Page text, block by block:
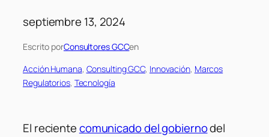
septiembre 13, 2024
Escrito porConsultores GCCen
Acción Humana, Consulting GCC, Innovación, Marcos
Regulatorios, Tecnología
El recientecomunicado del gobiernodel